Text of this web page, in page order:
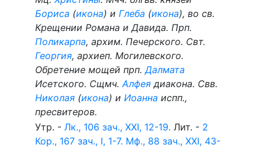
Бориса (икона) и Глеба (икона), во св.
Крещении Романа и Давида. Прп.
Поликарпа, архим. Печерского. Свт.
Георгия, архиеп. Могилевского.
Обретение мощей прп.Далмата
Исетского. Сщмч.Алфеядиакона. Свв.
Николая(икона) и Иоанна испп.,
пресвитеров.
Утр. - Лк., 106 зач., XXI, 12-19. Лит. - 2
Кор., 167 зач., I, 1-7. Мф., 88 зач., XXI, 43-